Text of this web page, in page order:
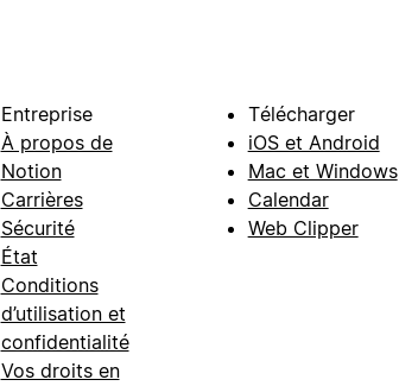
Entreprise
À propos de
Notion
Carrières
Sécurité
État
Conditions
d’utilisation et
confidentialité
Vos droits en
Télécharger
iOS et Android
Mac et Windows
Calendar
Web Clipper